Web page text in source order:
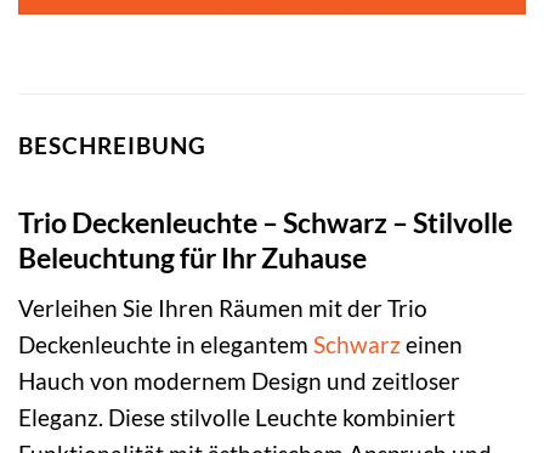
BESCHREIBUNG
Trio Deckenleuchte – Schwarz – Stilvolle
Beleuchtung für Ihr Zuhause
Verleihen Sie Ihren Räumen mit der Trio
Deckenleuchte in elegantem Schwarz einen
Hauch von modernem Design und zeitloser
Eleganz. Diese stilvolle Leuchte kombiniert